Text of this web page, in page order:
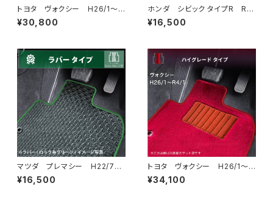
トヨタ ヴォクシー H26/1〜R
4/1 80系 ステップマット付
フロアマット一式 カーマット
¥30,800
ホンダ シビック タイプR R4/
9〜 FL5 フロアマット一式
カーマット ハイグレードタイプ
¥16,500
マツダ プレマシー H22/7〜
30/3 CW系 フロアマット一
式 カーマット 防水 ラバー
¥16,500
トヨタ ヴォクシー H26/1〜R
4/1 80系 ステップマット付
フロアマット一式 カーマット
¥34,100